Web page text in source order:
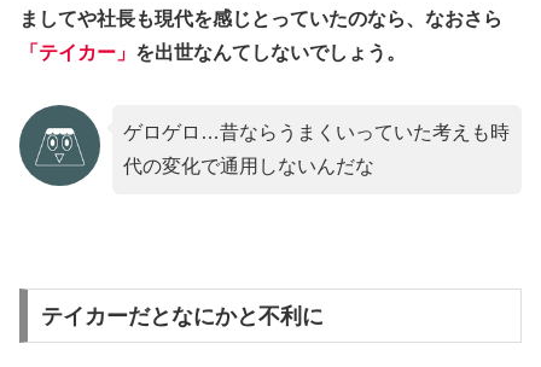
ましてや社長も現代を感じとっていたのなら、なおさら
「テイカー」 を出世なんてしないでしょう。
ゲロゲロ…昔ならうまくいっていた考えも時
代の変化で通用しないんだな
テイカーだとなにかと不利に